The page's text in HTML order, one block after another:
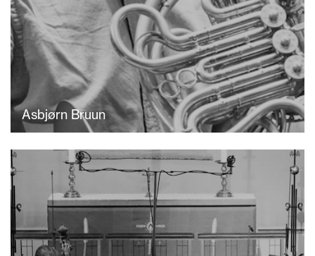
Asbjørn Bruun